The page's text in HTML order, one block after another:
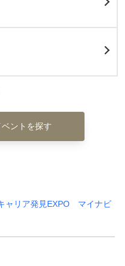
ントを探す
ャリア発見EXPO マイナビ